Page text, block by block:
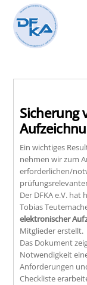
content
Sicherung
Ein wichtiges
nehmen wir zum
erforderlichen/
Der DFKA e.V.
Tobias
elektronischer
Mitglieder erstellt.
Das Dokument
Notwendigkeit
Anforderungen
Checkliste